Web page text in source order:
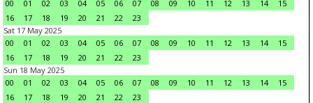
00
01 02 03 04 05 06 07 08 09 10 11 12 13 14
15
16
17 18 19 20 21 22
23
Sat 17 May 2025
00
01 02 03 04 05 06 07 08 09 10 11 12 13 14
15
16
17 18 19 20 21 22
23
Sun 18 May 2025
00
01 02 03 04 05 06 07 08 09 10 11 12 13 14
15
16
17 18 19 20 21 22
23